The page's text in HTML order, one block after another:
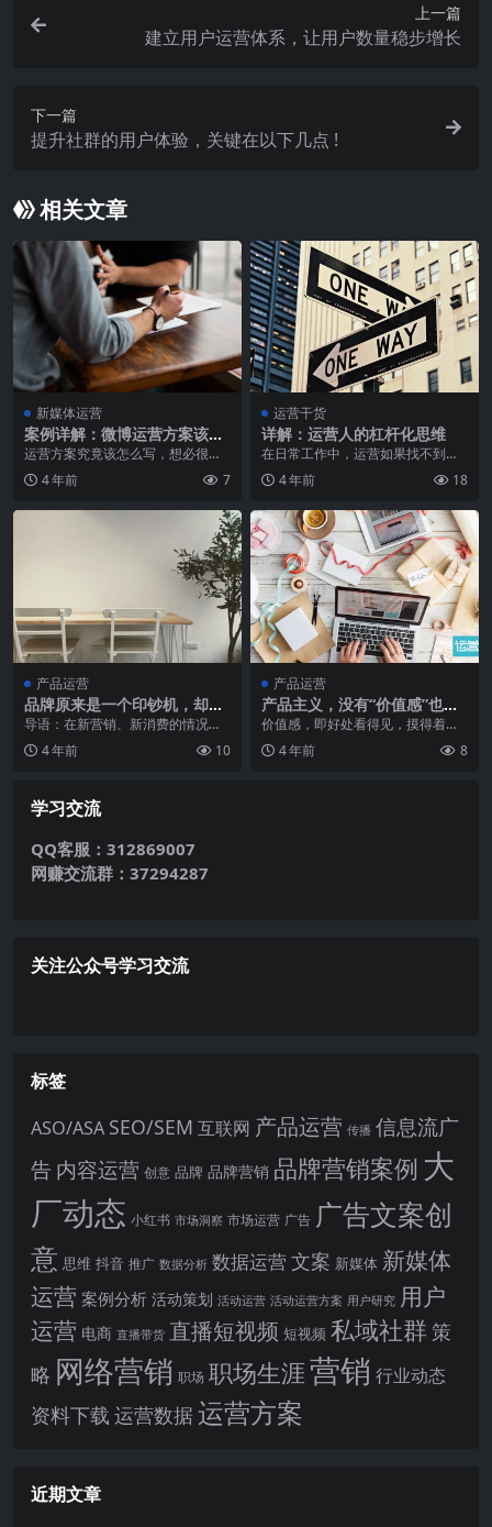
上一篇
建立用户运营体系，让用户数量稳步增长
下一篇
提升社群的用户体验，关键在以下几点 !
相关文章
新媒体运营
案例详解：微博运营方案该怎
么写？
运营方案究竟该怎么写，想必很多
新媒体运营萌新们都一知半解。今
天，我们以一款手游的...
4 年前 7
运营干货
详解：运营人的杠杆化思维
在日常工作中，运营如果找不到工
作的方向，很容易会进入“瞎忙—没
有产出——焦虑——...
4 年前 18
产品运营
品牌原来是一个印钞机，却被
玩成了碎钞机
导语：在新营销、新消费的情况
下，越来越多的人开始建立自己的
品牌，导致杂草丛生，品...
4 年前 10
产品运营
产品主义，没有“价值感”也白
搭
价值感，即好处看得见，摸得着，
感受得到。有价值感的产品，能够
“自卖自身”。因此，...
4 年前 8
学习交流
QQ客服：312869007
网赚交流群：37294287
关注公众号学习交流
标签
ASO/ASA SEO/SEM 互联网 产品运营 传播 信息流广
告 内容运营 创意 品牌 品牌营销 品牌营销案例 大
厂动态 小红书 市场洞察 市场运营 广告 广告文案创
意 思维 抖音 推广 数据分析 数据运营 文案 新媒体 新媒体
运营 案例分析 活动策划 活动运营 活动运营方案 用户研究 用户
运营 电商 直播带货 直播短视频 短视频 私域社群 策
略 网络营销 职场 职场生涯营销 行业动态
资料下载 运营数据运营方案
近期文章